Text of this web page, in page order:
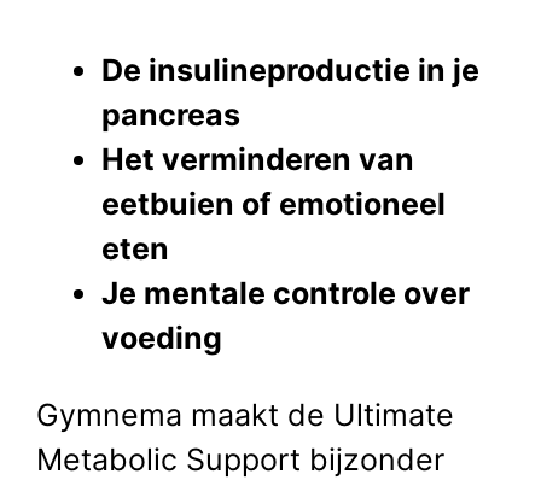
De insulineproductie in je
pancreas
Het verminderen van
eetbuien of emotioneel
eten
Je mentale controle over
voeding
Gymnema maakt de Ultimate
Metabolic Support bijzonder